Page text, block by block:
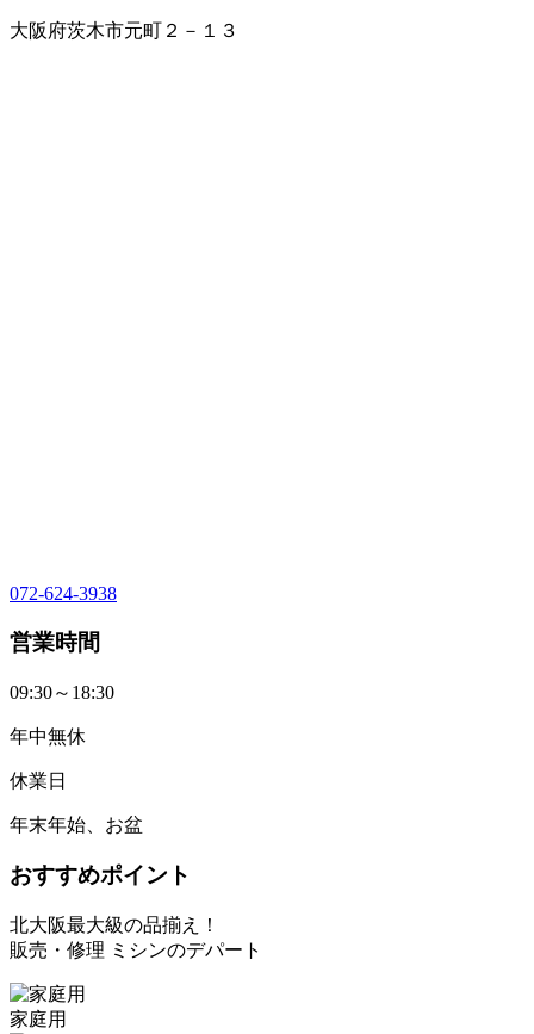
大阪府茨木市元町２－１３
072-624-3938
営業時間
09:30～18:30
年中無休
休業日
年末年始、お盆
おすすめポイント
北大阪最大級の品揃え！
販売・修理 ミシンのデパート
家庭用